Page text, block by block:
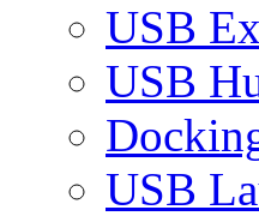
USB
USB
USB